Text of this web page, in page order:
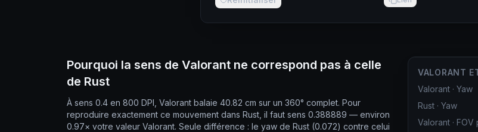
Pourquoi la sens de Valorant ne correspond pas à celle
de Rust
À sens 0.4 en 800 DPI, Valorant balaie 40.82 cm sur un 360° complet. Pour
reproduire exactement ce mouvement dans Rust, il faut sens 0.388889 — environ
0.97× votre valeur Valorant. Seule différence : le yaw de Rust (0.072) contre celui
VALORANT
Valorant · Yaw
Rust · Yaw
Valorant · FOV